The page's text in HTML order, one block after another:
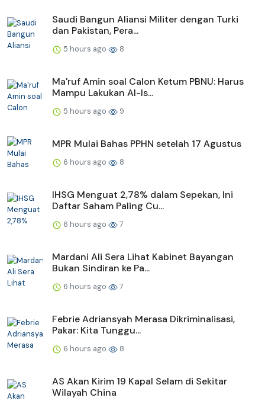
Saudi Bangun Aliansi Militer dengan Turki
dan Pakistan, Pera...
5 hours ago 8
Ma'ruf Amin soal Calon Ketum PBNU: Harus
Mampu Lakukan Al-Is...
5 hours ago 9
MPR Mulai Bahas PPHN setelah 17 Agustus
6 hours ago 8
IHSG Menguat 2,78% dalam Sepekan, Ini
Daftar Saham Paling Cu...
6 hours ago 7
Mardani Ali Sera Lihat Kabinet Bayangan
Bukan Sindiran ke Pa...
6 hours ago 7
Febrie Adriansyah Merasa Dikriminalisasi,
Pakar: Kita Tunggu...
6 hours ago 8
AS Akan Kirim 19 Kapal Selam di Sekitar
Wilayah China